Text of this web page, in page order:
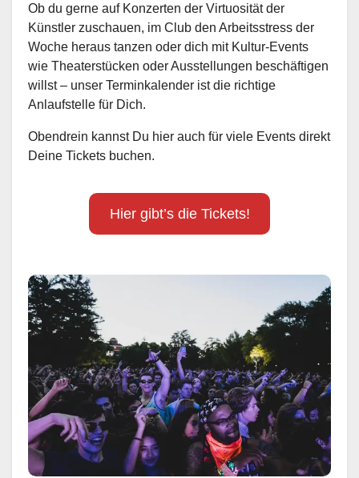
Ob du gerne auf Konzerten der Virtuosität der
Künstler zuschauen, im Club den Arbeitsstress der
Woche heraus tanzen oder dich mit Kultur-Events
wie Theaterstücken oder Ausstellungen beschäftigen
willst – unser Terminkalender ist die richtige
Anlaufstelle für Dich.
Obendrein kannst Du hier auch für viele Events direkt
Deine Tickets buchen.
Hier gibt’s die Tickets!